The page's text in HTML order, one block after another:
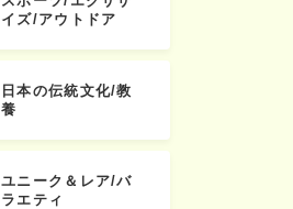
イズ/アウトドア
日本の伝統文化/教
養
ユニーク＆レア/バ
ラエティ